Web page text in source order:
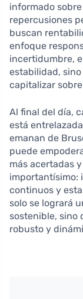
informado
repercusiones
buscan
enfoque
incertidumbre,
estabilidad,
capitalizar
Al final del día,
está
emanan de
puede
más acertadas
importantísimo:
continuos y
solo se logrará
sostenible, sino
robusto y